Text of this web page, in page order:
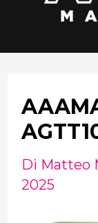
Di Matteo
2025